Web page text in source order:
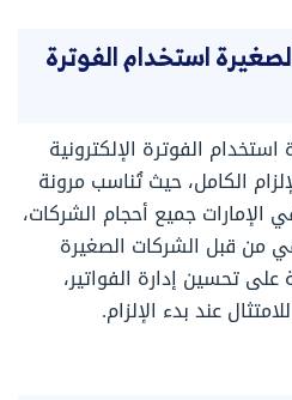
استخدام الفوترة
الفوترة الإلكترونية
الكامل، حيث تُناسب مرونة
الإمارات جميع أحجام الشركات،
من قبل الشركات الصغيرة
على تحسين إدارة الفواتير،
عند بدء الإلزام.